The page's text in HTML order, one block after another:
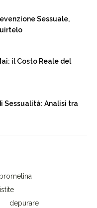
Sessuale,
il Costo Reale del
Sessualità: Analisi tra
bromelina
depurare